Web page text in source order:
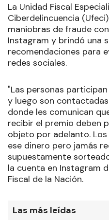
La Unidad Fiscal
Ciberdelincuencia
maniobras de fraude
Instagram y brindó una
recomendaciones para
redes sociales.
"Las personas
y luego son
donde les comunican
recibir el premio deben
objeto por adelanto.
ese dinero pero jamás
supuestamente
la cuenta en Instagram
Fiscal de la Nación.
Las más leídas